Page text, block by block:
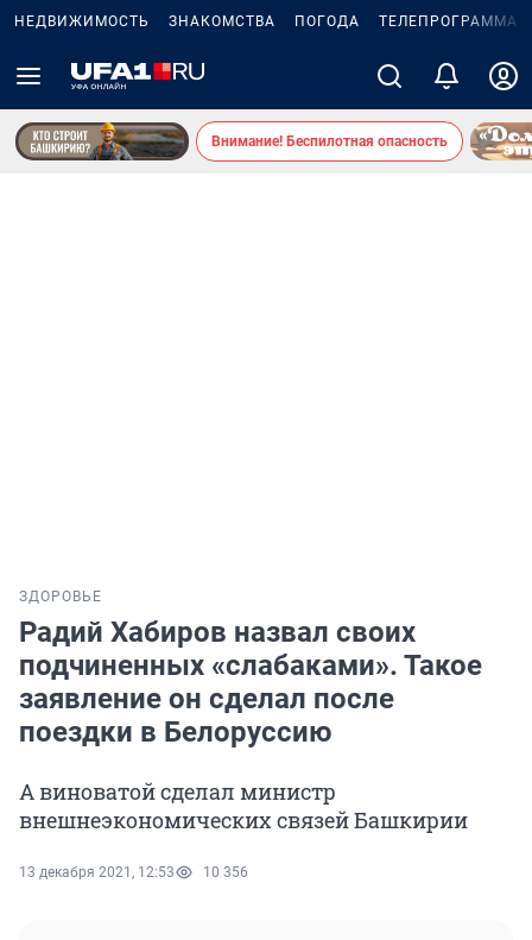
НЕДВИЖИМОСТЬ ЗНАКОМСТВА ПОГОДА ТЕЛЕПРОГРАММА
Внимание! Беспилотная опасность
ЗДОРОВЬЕ
Радий Хабиров назвал своих
подчиненных «слабаками». Такое
заявление он сделал после
поездки в Белоруссию
А виноватой сделал министр
внешнеэкономических связей Башкирии
13 декабря 2021, 12:53 10 356